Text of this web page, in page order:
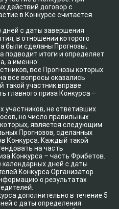
действий договор с
в Конкурсе считается
дней с даты завершения
в отношении которого
были сделаны Прогнозы,
подводит итоги и определяет
а именно:
все Прогнозы которых
все вопросы оказались
участник вправе
главного приза Конкурса –
участников, не ответивших
но число правильных
является следующим
Прогнозов, сделанных
Конкурса. Каждый такой
на часть
Конкурса – часть Фрибетов.
календарных дней с даты
Конкурса Организатор
о результатах
дополнительно в течение 5
с даты определения